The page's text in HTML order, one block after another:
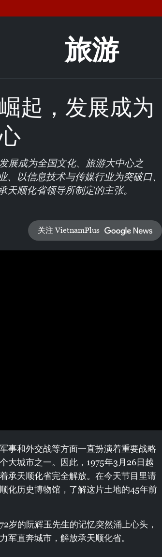
旅游
起，发展成为
展成为全国文化、旅游大中心之
以信息技术与传媒行业为突破口、
顺化省领导所制定的主张。
关注 VietnamPlus
事和外交战等方面一直扮演着重要战略
大城市之一。因此，1975年3月26日越
承天顺化省完全解放。在今天节目里请
化历史博物馆，了解这片土地的45年前
岁的阮辉玉先生的记忆突然涌上心头，
军直奔城市，解放承天顺化省。